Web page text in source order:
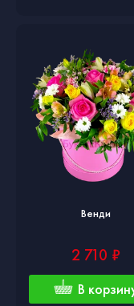
Венди
2 710 ₽
В